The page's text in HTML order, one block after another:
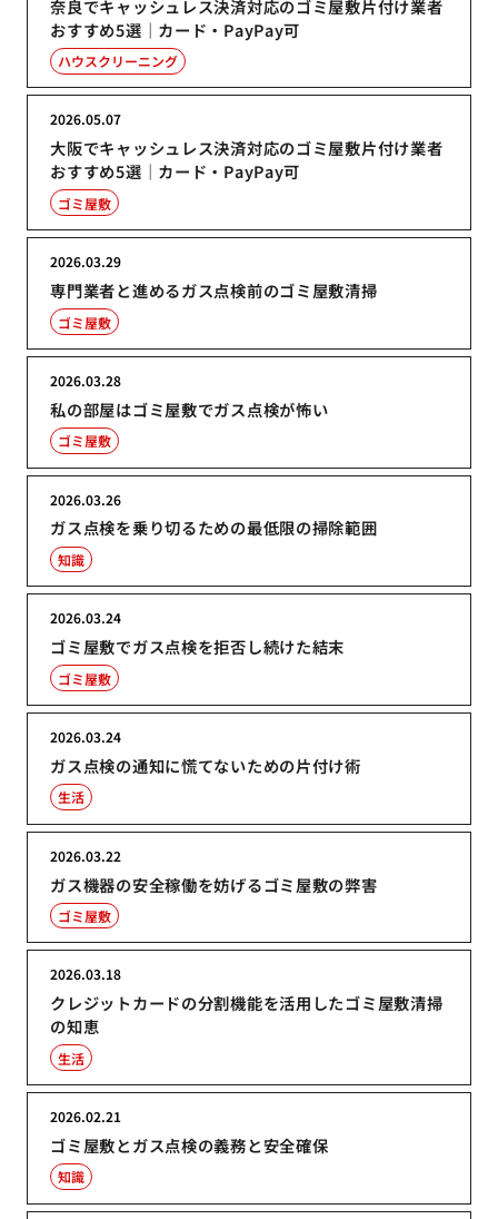
奈良でキャッシュレス決済対応のゴミ屋敷片付け業者
おすすめ5選｜カード・PayPay可
ハウスクリーニング
大阪でキャッシュレス決済対応のゴミ屋敷片付け業者
おすすめ5選｜カード・PayPay可
2026.05.07
ゴミ屋敷
専門業者と進めるガス点検前のゴミ屋敷清掃
2026.03.29
ゴミ屋敷
私の部屋はゴミ屋敷でガス点検が怖い
2026.03.28
ゴミ屋敷
ガス点検を乗り切るための最低限の掃除範囲
2026.03.26
知識
ゴミ屋敷でガス点検を拒否し続けた結末
2026.03.24
ゴミ屋敷
ガス点検の通知に慌てないための片付け術
2026.03.24
生活
ガス機器の安全稼働を妨げるゴミ屋敷の弊害
2026.03.22
ゴミ屋敷
クレジットカードの分割機能を活用したゴミ屋敷清掃
の知恵
2026.03.18
生活
ゴミ屋敷とガス点検の義務と安全確保
2026.02.21
知識